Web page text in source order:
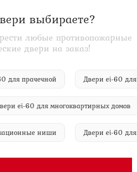
выбираете?
любые противопожарные
двери на заказ!
60 для прачечной Двери ei-60
ei-60 для многоквартирных домов
ниши Двери ei-60